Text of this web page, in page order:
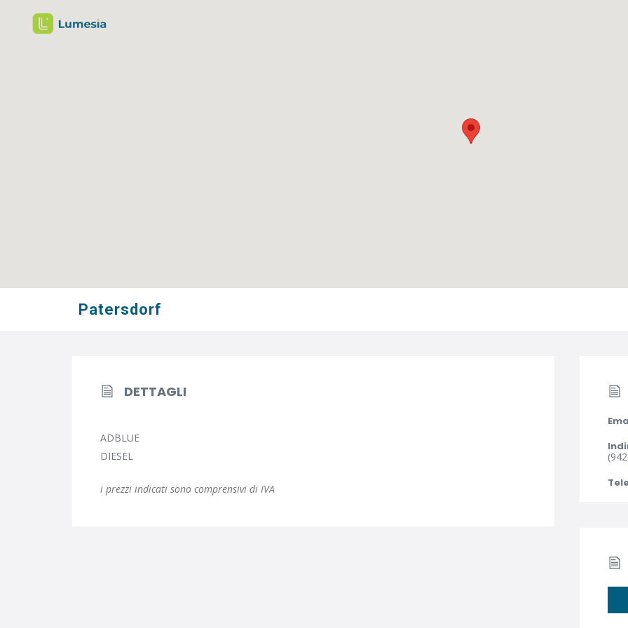
Patersdorf
DETTAGLI
ADBLUE
DIESEL
i prezzi indicati sono comprensivi di IVA